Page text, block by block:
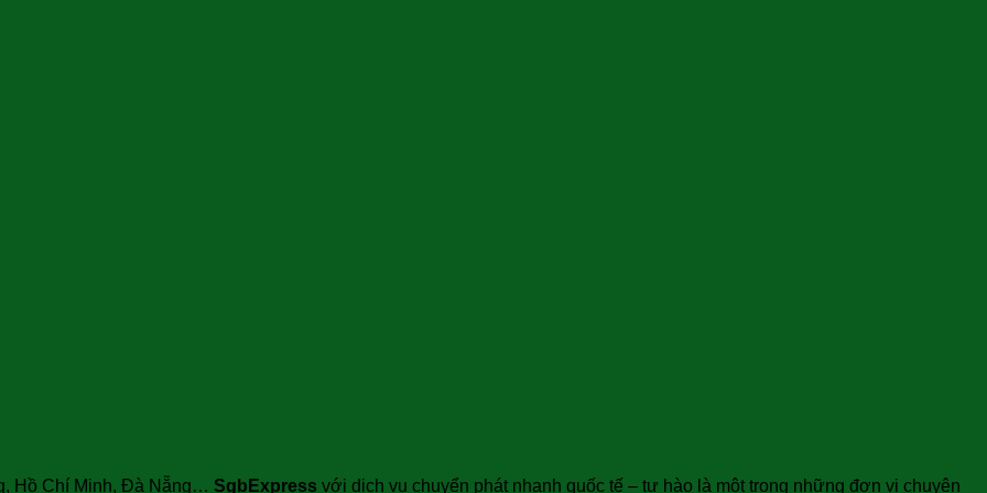
– Nga
Hồ Chí Minh, Đà Nẵng… SgbExpress với dịch vụ chuyển phát nhanh quốc tế – tự hào là một trong những đơn vị chuyên